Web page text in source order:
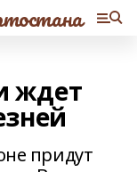
ждет
придут